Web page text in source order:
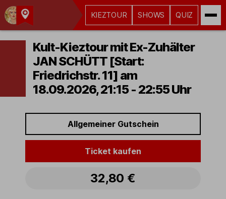
Kult-
Kieztouren
Hamburg
KIEZTOUR SHOWS QUIZ
Kult-Kieztour mit Ex-Zuhälter
JAN SCHÜTT [Start:
Friedrichstr. 11] am
18.09.2026, 21:15 - 22:55 Uhr
Allgemeiner Gutschein
Ticket kaufen
32,80 €